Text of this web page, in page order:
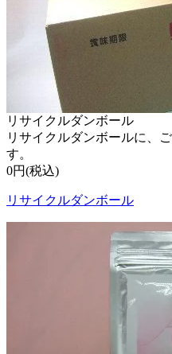
リサイクルダンボール
リサイクルダンボールに、
す。
0円(税込)
リサイクルダンボール